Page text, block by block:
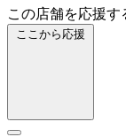
この店舗を応援す
ここから応援